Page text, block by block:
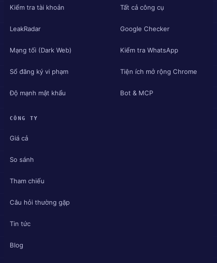
Kiểm tra tài khoản
LeakRadar
Mạng tối (Dark Web)
Sổ đăng ký vi phạm
Độ mạnh mật khẩu
Tất cả công cụ
Google Checker
Kiểm tra WhatsApp
Tiện ích mở rộng Chrome
Bot & MCP
CÔNG TY
Giá cả
So sánh
Tham chiếu
Câu hỏi thường gặp
Tin tức
Blog